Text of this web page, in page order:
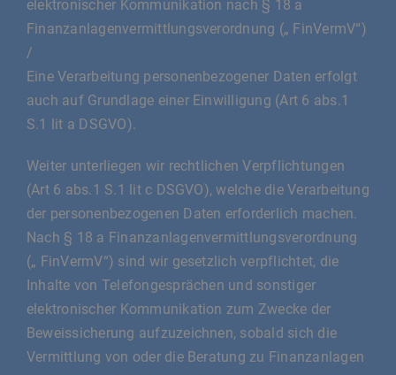
elektronischer Kommunikation nach § 18 a
Finanzanlagenvermittlungsverordnung („ FinVermV“)
/
Eine Verarbeitung personenbezogener Daten erfolgt
auch auf Grundlage einer Einwilligung (Art 6 abs.1
S.1 lit a DSGVO).
Weiter unterliegen wir rechtlichen Verpflichtungen
(Art 6 abs.1 S.1 lit c DSGVO), welche die Verarbeitung
der personenbezogenen Daten erforderlich machen.
Nach § 18 a Finanzanlagenvermittlungsverordnung
(„ FinVermV“) sind wir gesetzlich verpflichtet, die
Inhalte von Telefongesprächen und sonstiger
elektronischer Kommunikation zum Zwecke der
Beweissicherung aufzuzeichnen, sobald sich die
Vermittlung von oder die Beratung zu Finanzanlagen